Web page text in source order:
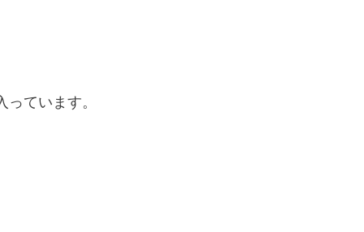
ています。